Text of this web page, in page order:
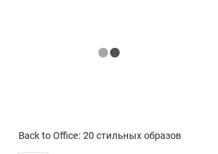
Back to Office: 20 стильных образов